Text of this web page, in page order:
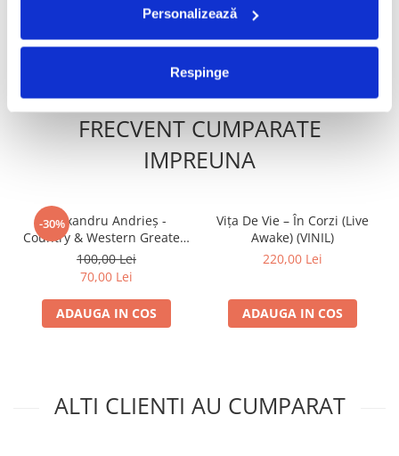
Personalizează
Respinge
ADAUGA IN COS ADAUGA IN COS
FRECVENT CUMPARATE
IMPREUNA
-30%
Alexandru Andrieș -
Country & Western Greatest
Hits (III), (Disc Vinil)
100,00 Lei
70,00 Lei
ADAUGA IN COS
Vița De Vie – În Corzi (Live
Awake) (VINIL)
220,00 Lei
ADAUGA IN COS
ALTI CLIENTI AU CUMPARAT